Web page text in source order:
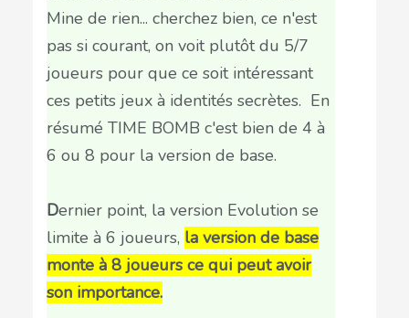
Mine de rien... cherchez bien, ce n'est
pas si courant, on voit plutôt du 5/7
joueurs pour que ce soit intéressant
ces petits jeux à identités secrètes. En
résumé TIME BOMB c'est bien de 4 à
6 ou 8 pour la version de base.
Dernier point, la version Evolution se
limite à 6 joueurs, la version de base
monte à 8 joueurs ce qui peut avoir
son importance.